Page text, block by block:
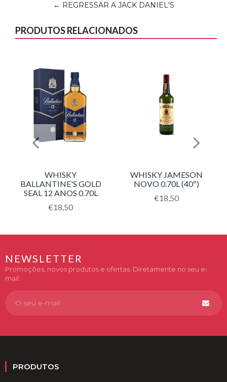
← REGRESSAR A JACK DANIEL'S
PRODUTOS RELACIONADOS
WHISKY
BALLANTINE'S GOLD
SEAL 12 ANOS 0.70L
Translation
PT.products.product.regular_price
€18,50
WHISKY JAMESON
NOVO 0.70L (40º)
Translation
€18,50
NEWSLETTER
Promoções, novos produtos e ofertas. Diretamente no seu e-
mail.
PRODUTOS